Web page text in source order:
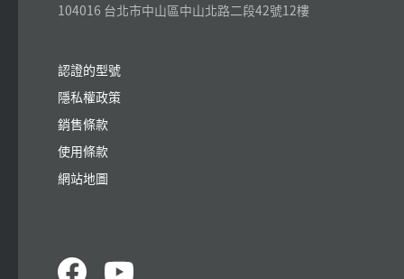
104016 台北市中山區中山北路二段42號12樓
認證的型號
隱私權政策
銷售條款
使用條款
網站地圖